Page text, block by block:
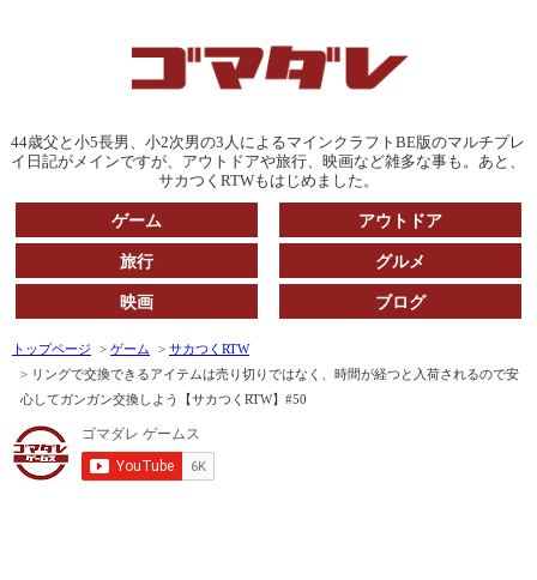
44歳父と小5長男、小2次男の3人によるマインクラフトBE版のマルチプレ
イ日記がメインですが、アウトドアや旅行、映画など雑多な事も。あと、
サカつくRTWもはじめました。
ゲーム アウトドア
旅行 グルメ
映画 ブログ
トップページ ゲーム
サカつくRTW
リングで交換できるアイテムは売り切りではなく、時間が経つと入荷されるので安
心してガンガン交換しよう【サカつくRTW】#50